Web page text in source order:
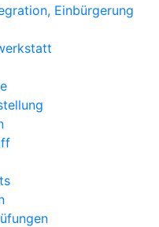
Einbürgerung